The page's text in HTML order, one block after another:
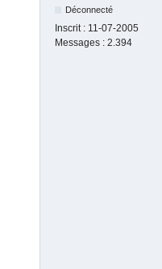
Déconnecté
Inscrit : 11-07-2005
Messages : 2.394